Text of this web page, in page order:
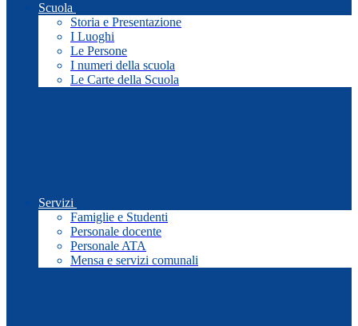
Scuola
Storia e Presentazione
I Luoghi
Le Persone
I numeri della scuola
Le Carte della Scuola
Servizi
Famiglie e Studenti
Personale docente
Personale ATA
Mensa e servizi comunali